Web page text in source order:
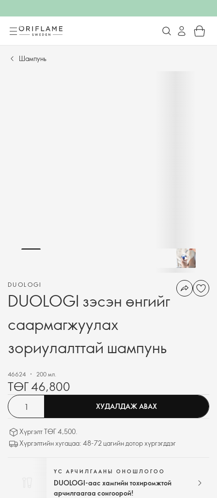
Шампунь
DUOLOGI
DUOLOGI зэсэн өнгийг
саармагжуулах
зориулалттай шампунь
46624 200 мл.
ТӨГ 46,800
ХУДАЛДАЖ АВАХ
Хүргэлт ТӨГ 4,500.
Хүргэлтийн хугацаа: 48-72 цагийн дотор хүргэгддэг
ҮС АРЧИЛГААНЫ ОНОШЛОГОО
DUOLOGI-аас хамгийн тохиромжтой
арчилгаагаа сонгоорой!